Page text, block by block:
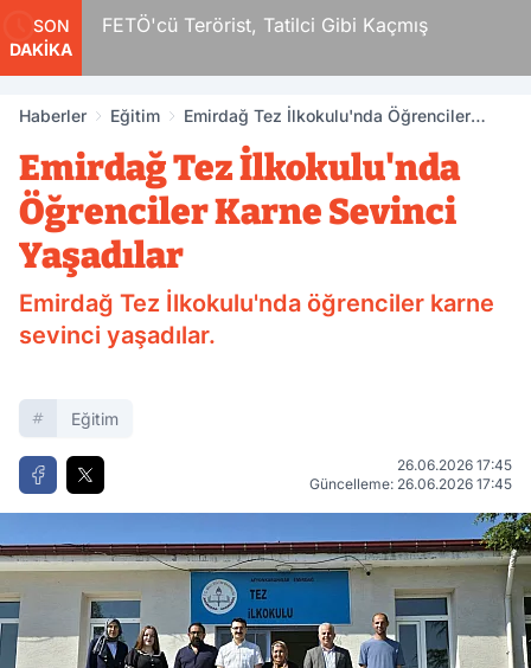
SON
DAKİKA
FETÖ'cü Terörist, Tatilci Gibi Kaçmış
Haberler Eğitim
Emirdağ Tez İlkokulu'nda Öğrenciler
Emirdağ Tez İlkokulu'nda
Öğrenciler Karne Sevinci
Yaşadılar
Emirdağ Tez İlkokulu'nda öğrenciler karne
sevinci yaşadılar.
Eğitim
26.06.2026 17:45
Güncelleme: 26.06.2026 17:45